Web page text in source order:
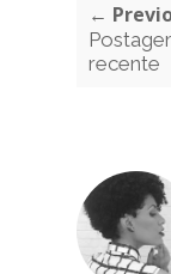
←
recente